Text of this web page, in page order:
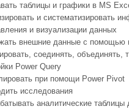
таблицы и графики в MS
и систематизировать
и визуализации данных
внешние данные с помощью
соединять,
Power Query
при помощи Power Pivot
исследования
аналитические